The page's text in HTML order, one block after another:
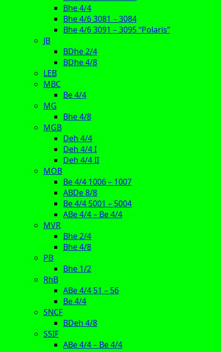
Bhe 4/4
Bhe 4/6 3081 – 3084
Bhe 4/6 3091 – 3095 “Polaris”
JB
BDhe 2/4
BDhe 4/8
LEB
MBC
Be 4/4
MG
Bhe 4/8
MGB
Deh 4/4
Deh 4/4 I
Deh 4/4 II
MOB
Be 4/4 1006 – 1007
ABDe 8/8
Be 4/4 5001 – 5004
ABe 4/4 – Be 4/4
MVR
Bhe 2/4
Bhe 4/8
PB
Bhe 1/2
RhB
ABe 4/4 51 – 56
Be 4/4
SNCF
BDeh 4/8
SSIF
ABe 4/4 – Be 4/4